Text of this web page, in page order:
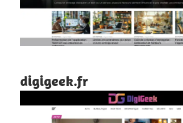
digigeek.fr